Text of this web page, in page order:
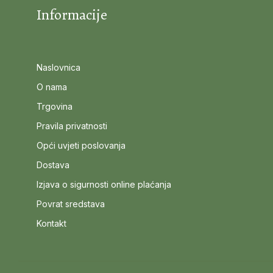
Informacije
Naslovnica
O nama
Trgovina
Pravila privatnosti
Opći uvjeti poslovanja
Dostava
Izjava o sigurnosti online plaćanja
Povrat sredstava
Kontakt